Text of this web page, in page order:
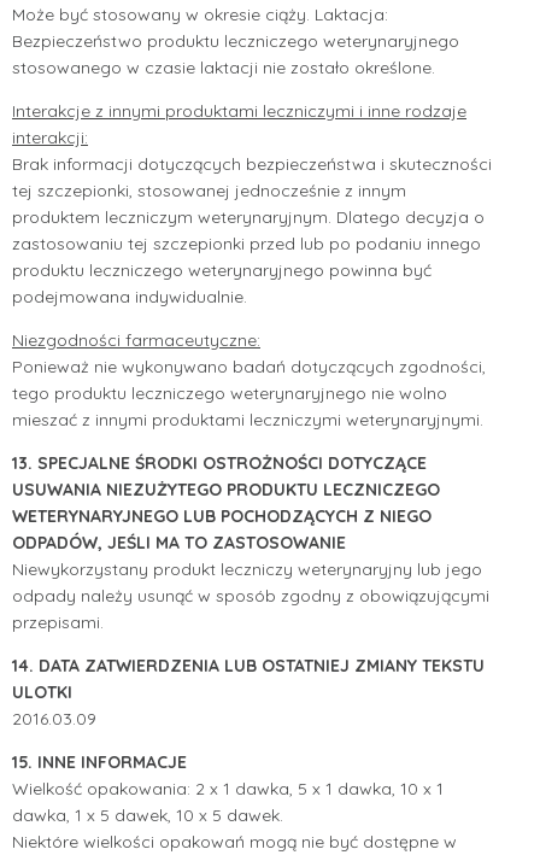
Może być stosowany w okresie ciąży. Laktacja:
Bezpieczeństwo produktu leczniczego weterynaryjnego
stosowanego w czasie laktacji nie zostało określone.
Interakcje z innymi produktami leczniczymi i inne rodzaje
interakcji:
Brak informacji dotyczących bezpieczeństwa i skuteczności
tej szczepionki, stosowanej jednocześnie z innym
produktem leczniczym weterynaryjnym. Dlatego decyzja o
zastosowaniu tej szczepionki przed lub po podaniu innego
produktu leczniczego weterynaryjnego powinna być
podejmowana indywidualnie.
Niezgodności farmaceutyczne:
Ponieważ nie wykonywano badań dotyczących zgodności,
tego produktu leczniczego weterynaryjnego nie wolno
mieszać z innymi produktami leczniczymi weterynaryjnymi.
13. SPECJALNE ŚRODKI OSTROŻNOŚCI DOTYCZĄCE
USUWANIA NIEZUŻYTEGO PRODUKTU LECZNICZEGO
WETERYNARYJNEGO LUB POCHODZĄCYCH Z NIEGO
ODPADÓW, JEŚLI MA TO ZASTOSOWANIE
Niewykorzystany produkt leczniczy weterynaryjny lub jego
odpady należy usunąć w sposób zgodny z obowiązującymi
przepisami.
14. DATA ZATWIERDZENIA LUB OSTATNIEJ ZMIANY TEKSTU
ULOTKI
2016.03.09
15. INNE INFORMACJE
Wielkość opakowania: 2 x 1 dawka, 5 x 1 dawka, 10 x 1
dawka, 1 x 5 dawek, 10 x 5 dawek.
Niektóre wielkości opakowań mogą nie być dostępne w